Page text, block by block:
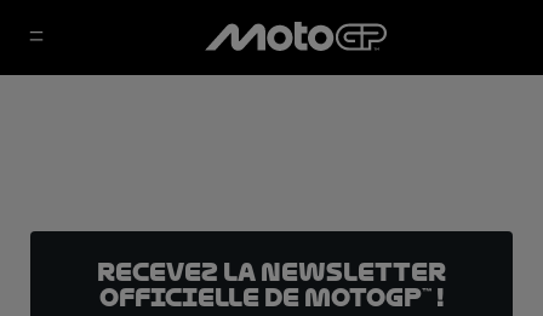
Recevez la Newsletter
officielle de MotoGP™ !